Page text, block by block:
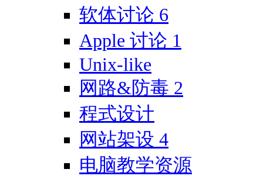
软体讨论 6
Apple 讨论 1
Unix-like
网路&防毒 2
程式设计
网站架设 4
电脑教学资源